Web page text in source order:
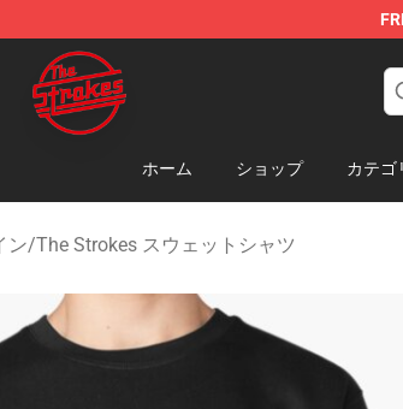
Strokes Merchandise Store
ホーム ショップ カテゴ
ン/The Strokes スウェットシャツ